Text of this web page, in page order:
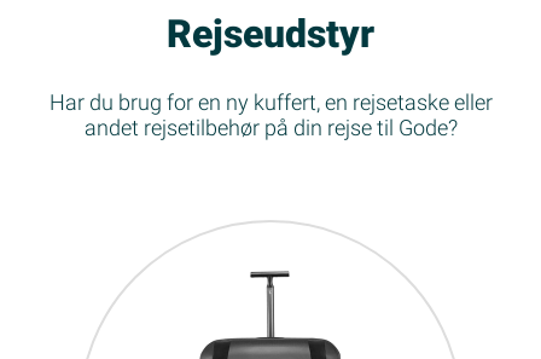
Rejseudstyr
Har du brug for en ny kuffert, en rejsetaske eller
andet rejsetilbehør på din rejse til Gode?